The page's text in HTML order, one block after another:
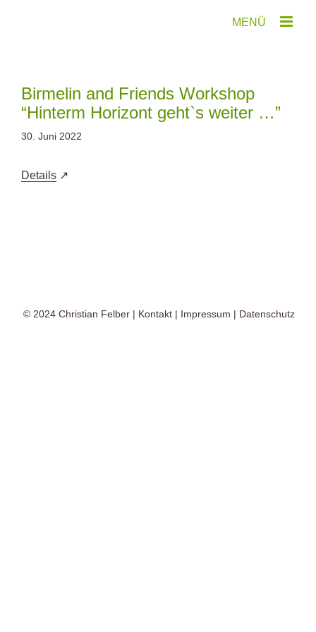
Birmelin and Friends Workshop
“Hinterm Horizont geht`s weiter …”
30. Juni 2022
Details
© 2024 Christian Felber | Kontakt | Impressum | Datenschutz